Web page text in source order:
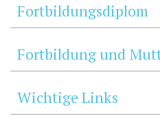
Fortbildungsdiplom
Fortbildung und
Wichtige Links